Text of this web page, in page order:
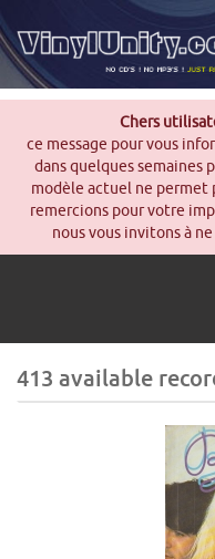
Chers
ce message pour vous
dans quelques semaines
modèle actuel ne permet
remercions pour votre
nous vous invitons à
413 available